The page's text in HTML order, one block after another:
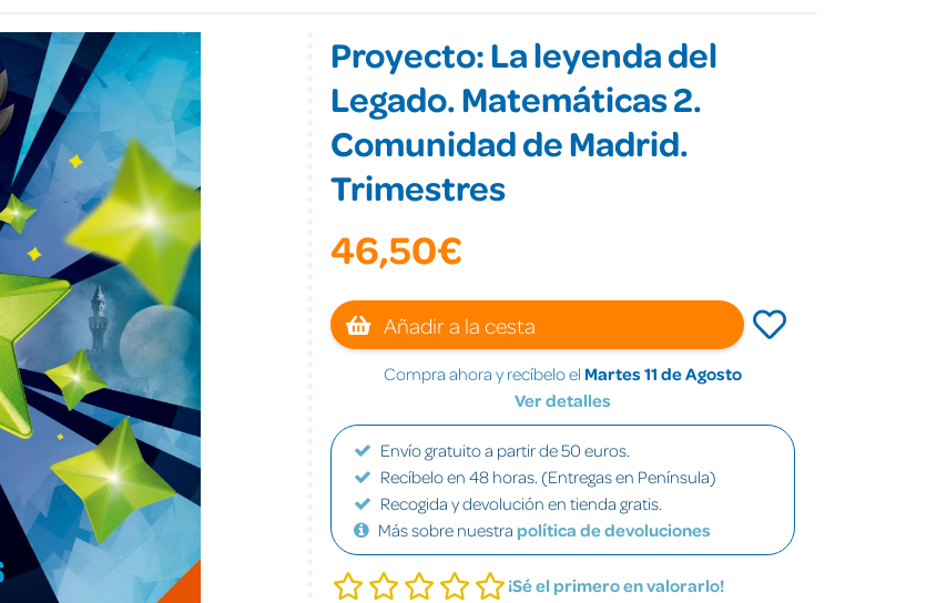
Proyecto: La leyenda del
Legado. Matemáticas 2.
Comunidad de Madrid.
Trimestres
46,50€
Añadir a la cesta
Compra ahora y recíbelo el Martes 11 de Agosto
Ver detalles
Envío gratuito a partir de 50 euros.
Recíbelo en 48 horas. (Entregas en Península)
Recogida y devolución en tienda gratis.
Más sobre nuestra política de devoluciones
¡Sé el primero en valorarlo!